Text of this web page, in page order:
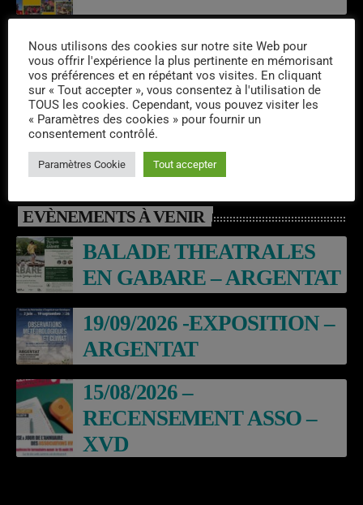
Emissions semaine 31/2026
06/08/2026 – RESIDENCE –
CHAMALOT
EVÈNEMENTS À VENIR
BALADE THEATRALES
EN GABARE – ARGENTAT
19/09/2026 -EXPOSITION –
ARGENTAT
15/08/2026 –
RECENSEMENT ASSO –
XVD
Nous utilisons des cookies sur notre site Web pour
vous offrir l'expérience la plus pertinente en mémorisant
vos préférences et en répétant vos visites. En cliquant
sur « Tout accepter », vous consentez à l'utilisation de
TOUS les cookies. Cependant, vous pouvez visiter les
« Paramètres des cookies » pour fournir un
consentement contrôlé.
Paramètres Cookie Tout accepter